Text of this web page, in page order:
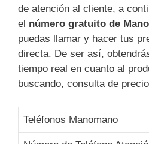
de atención al cliente, a
el número gratuito de
puedas llamar y hacer tus
directa. De ser así,
tiempo real en cuanto al
buscando, consulta de
Teléfonos Manomano